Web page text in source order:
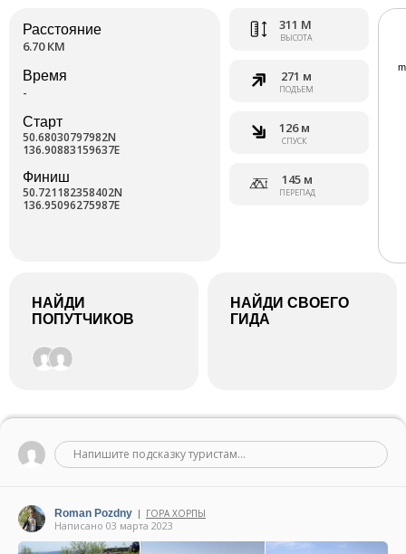
Расстояние
6.70 КМ
Время
-
Старт
50.68030797982N
136.90883159637E
Финиш
50.721182358402N
136.95096275987E
311 М
ВЫСОТА
271 м
ПОДЪЕМ
126 м
СПУСК
145 м
ПЕРЕПАД
m
НАЙДИ
ПОПУТЧИКОВ
НАЙДИ СВОЕГО
ГИДА
Напишите подсказку туристам...
Roman Pozdny | ГОРА ХОРПЫ
Написано 03 марта 2023